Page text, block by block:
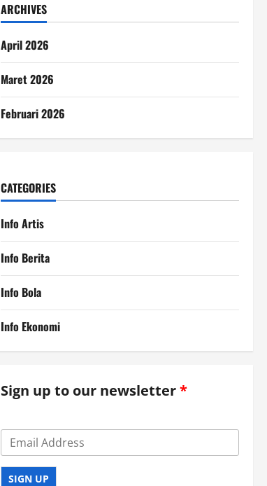
ARCHIVES
April 2026
Maret 2026
Februari 2026
CATEGORIES
Info Artis
Info Berita
Info Bola
Info Ekonomi
Sign up to our newsletter
SIGN UP